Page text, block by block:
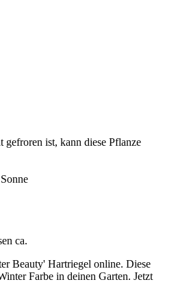
gefroren ist, kann diese Pflanze
ca.
Beauty' Hartriegel online. Diese
Farbe in deinen Garten. Jetzt